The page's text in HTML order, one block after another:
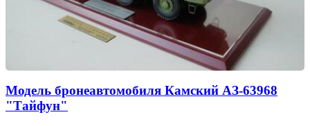
Модель бронеавтомобиля Камский АЗ-63968
"Тайфун"